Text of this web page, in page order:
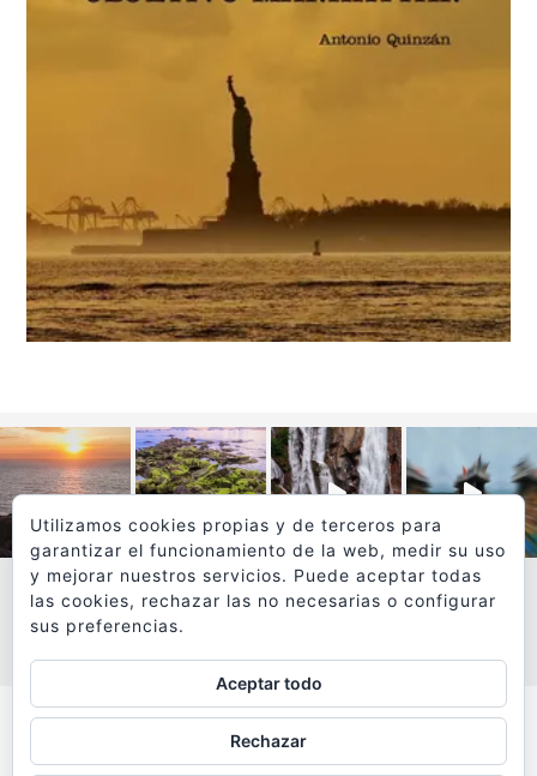
VER MÁS
Todos los textos y fotografías de
Utilizamos cookies propias y de terceros para
garantizar el funcionamiento de la web, medir su uso
y mejorar nuestros servicios. Puede aceptar todas
las cookies, rechazar las no necesarias o configurar
sus preferencias.
Aceptar todo
Rechazar